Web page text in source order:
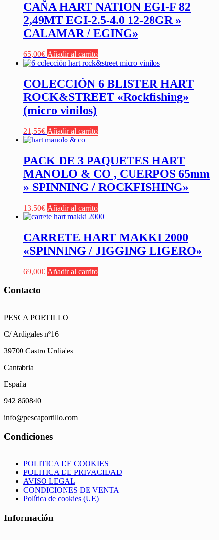
CAÑA HART NATION EGI-F 82
2,49MT EGI-2.5-4.0 12-28GR »
CALAMAR / EGING»
65,00€ Añadir al carrito
COLECCIÓN 6 BLISTER HART
ROCK&STREET «Rockfishing»
(micro vinilos)
21,55€ Añadir al carrito
PACK DE 3 PAQUETES HART
MANOLO & CO , CUERPOS 65mm
» SPINNING / ROCKFISHING»
13,50€ Añadir al carrito
CARRETE HART MAKKI 2000
«SPINNING / JIGGING LIGERO»
69,00€ Añadir al carrito
Contacto
PESCA PORTILLO
C/ Ardigales nº16
39700 Castro Urdiales
Cantabria
España
942 860840
info@pescaportillo.com
Condiciones
POLITICA DE COOKIES
POLITICA DE PRIVACIDAD
AVISO LEGAL
CONDICIONES DE VENTA
Política de cookies (UE)
Información